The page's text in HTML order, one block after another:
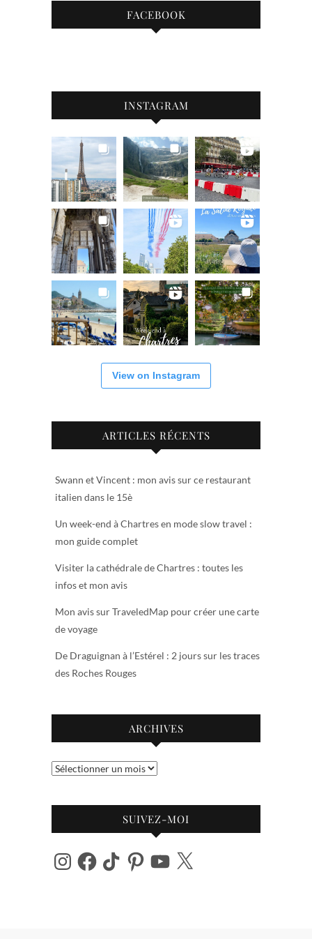
FACEBOOK
INSTAGRAM
View on Instagram
ARTICLES RÉCENTS
Swann et Vincent : mon avis sur ce restaurant
italien dans le 15è
Un week-end à Chartres en mode slow travel :
mon guide complet
Visiter la cathédrale de Chartres : toutes les
infos et mon avis
Mon avis sur TraveledMap pour créer une carte
de voyage
De Draguignan à l’Estérel : 2 jours sur les traces
des Roches Rouges
ARCHIVES
Archives
SUIVEZ-MOI
InstagramFacebook
TikTok PinterestYouTube
X